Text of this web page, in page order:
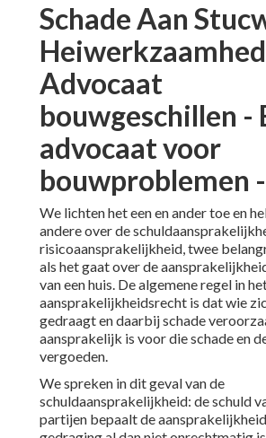
Schade Aan
Advocaat
bouwgeschillen -
advocaat voor
bouwproblemen
We lichten het een en ander toe en
andere over de
risicoaansprakelijkheid, twee
als het gaat over de
van een huis. De algemene regel in
aansprakelijkheidsrecht is dat wie
gedraagt en daarbij schade
aansprakelijk is voor die schade en
vergoeden.
We spreken in dit geval van de
schuldaansprakelijkheid: de schuld
partijen bepaalt de